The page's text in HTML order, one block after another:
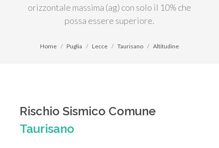
orizzontale massima (ag) con solo il 10% che
possa essere superiore.
Home Puglia Lecce Taurisano Altitudine
Rischio Sismico Comune
Taurisano